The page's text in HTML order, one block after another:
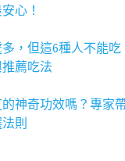
心！
，但這6種人不能
薦吃法
神奇功效嗎？專家
則